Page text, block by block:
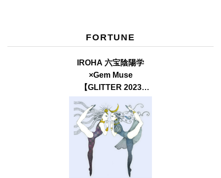
FORTUNE
IROHA 六宝陰陽学
×Gem Muse
【GLITTER 2023
SUMMER issue】